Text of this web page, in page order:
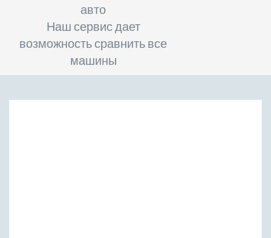
авто
Наш сервис дает
возможность сравнить все
машины